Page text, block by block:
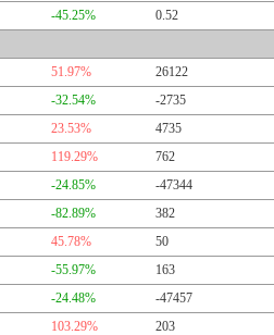
-45.25% 0.52
51.97% 26122
-32.54% -2735
23.53% 4735
119.29% 762
-24.85% -47344
-82.89% 382
45.78% 50
-55.97% 163
-24.48% -47457
103.29% 203